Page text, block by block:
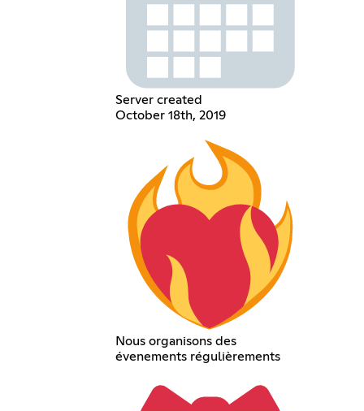
Server created
October 18th, 2019
Nous organisons des
évenements régulièrements